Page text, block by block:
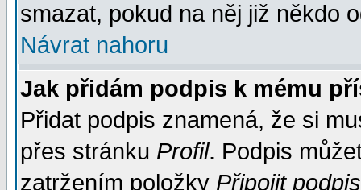
smazat, pokud na něj již někdo
Návrat nahoru
Jak přidám podpis k mému
Přidat podpis znamená, že si
přes stránku Profil. Podpis
zatržením položky Připojit podpis